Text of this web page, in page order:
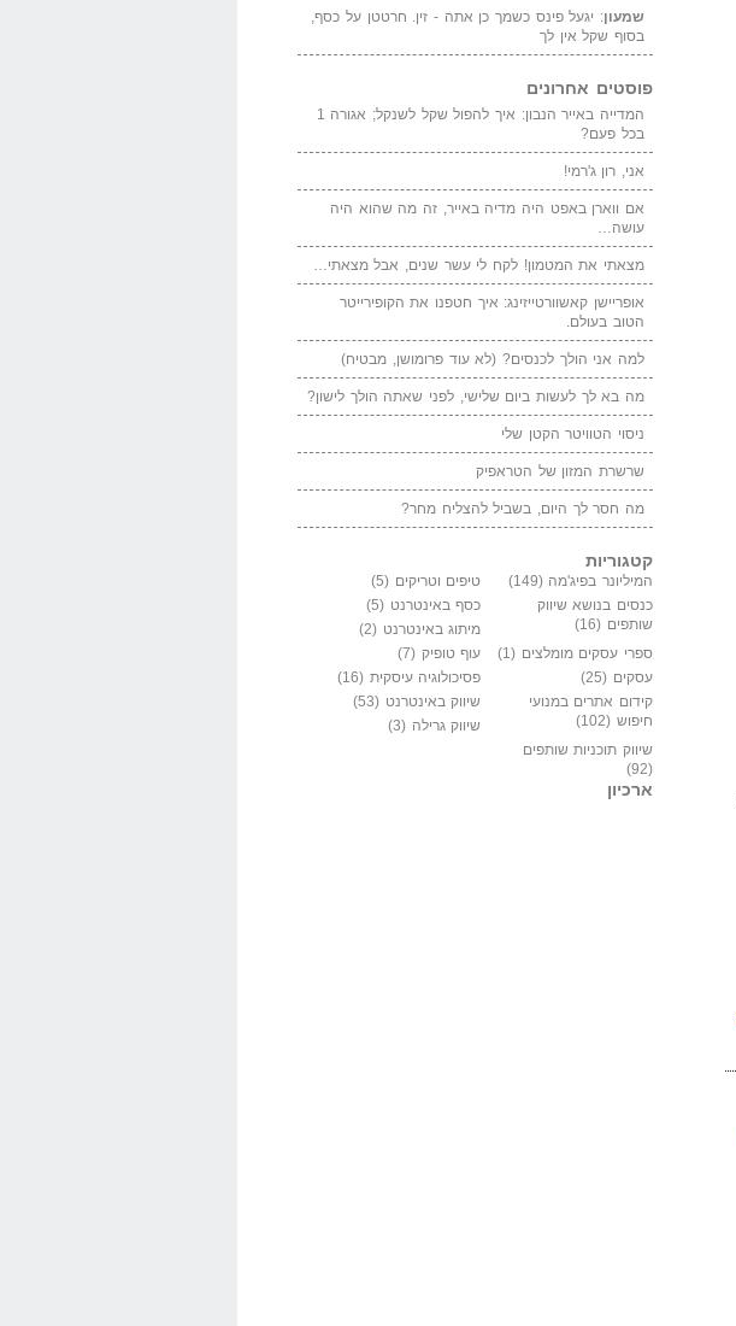
שמעון: יגעל פינס כשמך כן אתה - זין. חרטטן על כסף,
בסוף שקל אין לך
פוסטים אחרונים
המדייה באייר הנבון: איך להפול שקל לשנקל; אגורה 1
בכל פעם?
אני, רון ג'רמי!
אם ווארן באפט היה מדיה באייר, זה מה שהוא היה
עושה…
מצאתי את המטמון! לקח לי עשר שנים, אבל מצאתי…
אופריישן קאשוורטייזינג: איך חטפנו את הקופירייטר
הטוב בעולם.
למה אני הולך לכנסים? (לא עוד פרומושן, מבטיח)
מה בא לך לעשות ביום שלישי, לפני שאתה הולך לישון?
ניסוי הטוויטר הקטן שלי
שרשרת המזון של הטראפיק
מה חסר לך היום, בשביל להצליח מחר?
קטגוריות
המיליונר בפיג'מה (149) טיפים וטריקים (5)
כנסים בנושא שיווק
שותפים (16)
כסף באינטרנט (5)
מיתוג באינטרנט (2)
ספרי עסקים מומלצים (1) עוף טופיק (7)
עסקים (25) פסיכולוגיה עיסקית (16)
קידום אתרים במנועי
חיפוש (102)
שיווק באינטרנט (53)
שיווק גרילה (3)
שיווק תוכניות שותפים
(92)
ארכיון